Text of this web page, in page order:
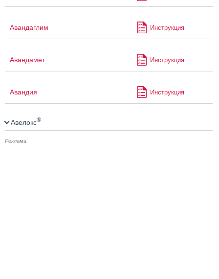
Авандаглим Инструкция
Авандамет Инструкция
Авандия Инструкция
Авелокс®
Реклама